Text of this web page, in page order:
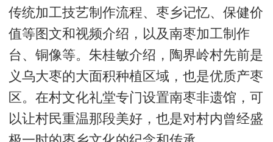
传统加工技艺制作流程、枣乡记忆、保健价
值等图文和视频介绍，以及南枣加工制作
台、铜像等。朱桂敏介绍，陶界岭村先前是
义乌大枣的大面积种植区域，也是优质产枣
区。在村文化礼堂专门设置南枣非遗馆，可
以让村民重温那段美好，也是对村内曾经盛